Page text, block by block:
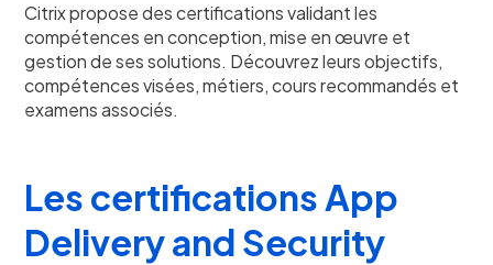
Citrix propose des certifications validant les
compétences en conception, mise en œuvre et
gestion de ses solutions. Découvrez leurs objectifs,
compétences visées, métiers, cours recommandés et
examens associés.
Les certifications App
Delivery and Security